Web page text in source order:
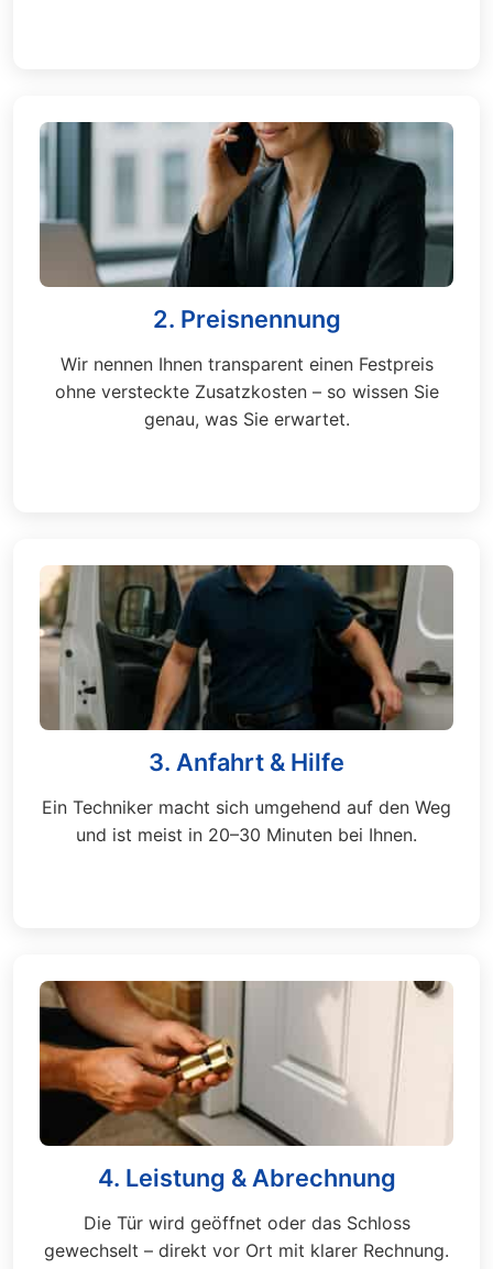
2. Preisnennung
Wir nennen Ihnen transparent einen Festpreis
ohne versteckte Zusatzkosten – so wissen Sie
genau, was Sie erwartet.
3. Anfahrt & Hilfe
Ein Techniker macht sich umgehend auf den Weg
und ist meist in 20–30 Minuten bei Ihnen.
4. Leistung & Abrechnung
Die Tür wird geöffnet oder das Schloss
gewechselt – direkt vor Ort mit klarer Rechnung.